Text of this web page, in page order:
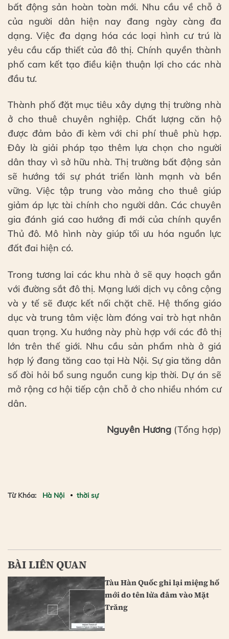
bất động sản hoàn toàn mới. Nhu cầu về chỗ ở
của người dân hiện nay đang ngày càng đa
dạng. Việc đa dạng hóa các loại hình cư trú là
yêu cầu cấp thiết của đô thị. Chính quyền thành
phố cam kết tạo điều kiện thuận lợi cho các nhà
đầu tư.
Thành phố đặt mục tiêu xây dựng thị trường nhà
ở cho thuê chuyên nghiệp. Chất lượng căn hộ
được đảm bảo đi kèm với chi phí thuê phù hợp.
Đây là giải pháp tạo thêm lựa chọn cho người
dân thay vì sở hữu nhà. Thị trường bất động sản
sẽ hướng tới sự phát triển lành mạnh và bền
vững. Việc tập trung vào mảng cho thuê giúp
giảm áp lực tài chính cho người dân. Các chuyên
gia đánh giá cao hướng đi mới của chính quyền
Thủ đô. Mô hình này giúp tối ưu hóa nguồn lực
đất đai hiện có.
Trong tương lai các khu nhà ở sẽ quy hoạch gắn
với đường sắt đô thị. Mạng lưới dịch vụ công cộng
và y tế sẽ được kết nối chặt chẽ. Hệ thống giáo
dục và trung tâm việc làm đóng vai trò hạt nhân
quan trọng. Xu hướng này phù hợp với các đô thị
lớn trên thế giới. Nhu cầu sản phẩm nhà ở giá
hợp lý đang tăng cao tại Hà Nội. Sự gia tăng dân
số đòi hỏi bổ sung nguồn cung kịp thời. Dự án sẽ
mở rộng cơ hội tiếp cận chỗ ở cho nhiều nhóm cư
dân.
Nguyên Hương (Tổng hợp)
Từ Khóa: Hà Nội thời sự
BÀI LIÊN QUAN
Tàu Hàn Quốc ghi lại miệng hố
mới do tên lửa đâm vào Mặt
Trăng